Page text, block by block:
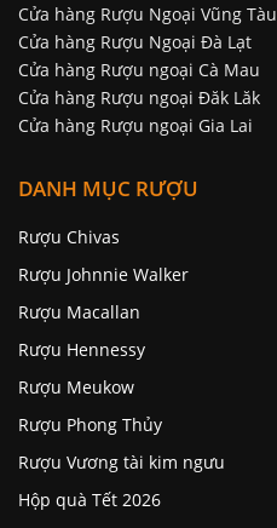
Cửa hàng Rượu Ngoại Vũng Tàu
Cửa hàng Rượu Ngoại Đà Lạt
Cửa hàng Rượu ngoại Cà Mau
Cửa hàng Rượu ngoại Đăk Lăk
Cửa hàng Rượu ngoại Gia Lai
DANH MỤC RƯỢU
Rượu Chivas
Rượu Johnnie Walker
Rượu Macallan
Rượu Hennessy
Rượu Meukow
Rượu Phong Thủy
Rượu Vương tài kim ngưu
Hộp quà Tết 2026